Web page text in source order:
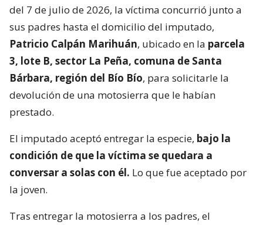
del 7 de julio de 2026, la víctima concurrió junto a
sus padres hasta el domicilio del imputado,
Patricio Calpán Marihuán, ubicado en la parcela
3, lote B, sector La Peña, comuna de Santa
Bárbara, región del Bío Bío, para solicitarle la
devolución de una motosierra que le habían
prestado.
El imputado aceptó entregar la especie, bajo la
condición de que la víctima se quedara a
conversar a solas con él. Lo que fue aceptado por
la joven.
Tras entregar la motosierra a los padres, el